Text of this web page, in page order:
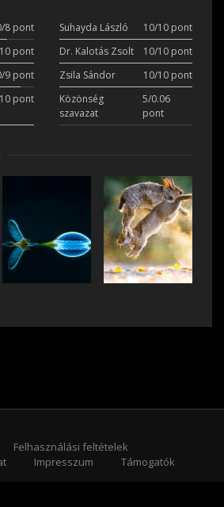
8 pont Suhayda László
10/10 pont
pont Dr. Kalotás Zsolt
10/10 pont
9 pont Zsila Sándor
10/10 pont
pont
Közönség
szavazat
5/0.06
pont
Felhasználási feltételek
Impresszum
Támogatók